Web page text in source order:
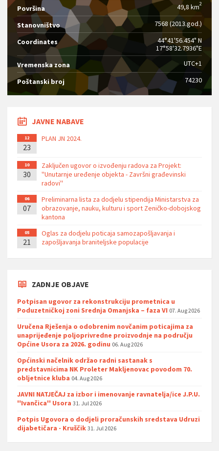
Površina 49,8 km2
Stanovništvo 7568 (2013.god.)
Coordinates
44°41'56.454" N
17°58'32.7936"E
Vremenska zona
UTC+1
Poštanski broj 74230
JAVNE NABAVE
12
23
PLAN JN 2024.
10
30
Zaključen ugovor o izvođenju radova za Projekt:
''Unutarnje uređenje objekta - Završni građevinski
radovi''
06
07
Preliminarna lista za dodjelu stipendija Ministarstva za
obrazovanje, nauku, kulturu i sport Zeničko-dobojskog
kantona
05
21
Oglas za dodjelu poticaja samozapošljavanja i
zapošljavanja braniteljske populacije
ZADNJE OBJAVE
Potpisan ugovor za rekonstrukciju prometnica u
Poduzetničkoj zoni Srednja Omanjska – faza VI 07. Aug 2026
Uručena Rješenja o odobrenim novčanim poticajima za
unaprijeđenje poljoprivredne proizvodnje na području
Općine Usora za 2026. godinu 06. Aug 2026
Općinski načelnik održao radni sastanak s
predstavnicima NK Proleter Makljenovac povodom 70.
obljetnice kluba 04. Aug 2026
JAVNI NATJEČAJ za izbor i imenovanje ravnatelja/ice J.P.U.
''Ivančica'' Usora 31. Jul 2026
Potpis Ugovora o dodjeli proračunskih sredstava Udruzi
dijabetičara - Kruščik 31. Jul 2026